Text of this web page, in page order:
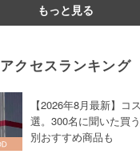
もっと見る
アクセスランキング
【2026年8月最新】コ
選。300名に聞いた買
別おすすめ商品も